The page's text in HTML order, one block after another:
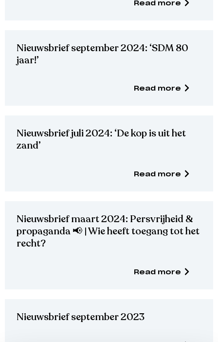
Read more
Nieuwsbrief september 2024: ‘SDM 80
jaar!’
Read more
Nieuwsbrief juli 2024: ‘De kop is uit het
zand’
Read more
Nieuwsbrief maart 2024: Persvrijheid &
propaganda 📢 | Wie heeft toegang tot het
recht?
Read more
Nieuwsbrief september 2023